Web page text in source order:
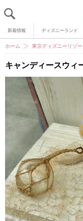
新着情報 ディズニーランド
ホーム 東京ディズニーリゾー
キャンディースウィ